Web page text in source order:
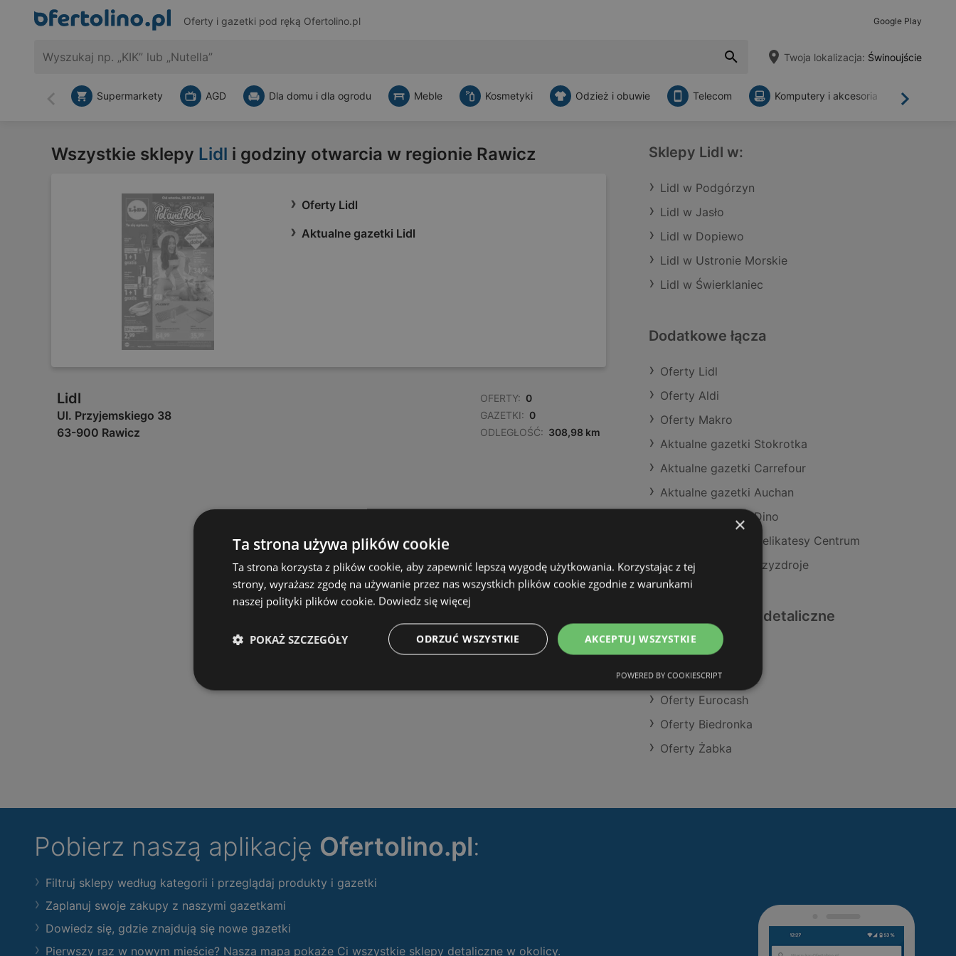
Oferty i gazetki pod ręką Ofertolino.pl Google Play
Twoja lokalizacja: Świnoujście
Wstecz Dalej
Supermarkety AGD Dla domu i dla ogrodu Meble Kosmetyki Odzież i obuwie Telecom Komputery i akcesoria
Wszystkie sklepy Lidl i godziny otwarcia w regionie Rawicz
Oferty Lidl
Aktualne gazetki Lidl
Lidl
Ul. Przyjemskiego 38
63-900 Rawicz
OFERTY: 0
GAZETKI: 0
ODLEGŁOŚĆ: 308,98 km
Sklepy Lidl w:
Lidl w Podgórzyn
Lidl w Jasło
Lidl w Dopiewo
Lidl w Ustronie Morskie
Lidl w Świerklaniec
Dodatkowe łącza
Oferty Lidl
Oferty Aldi
Oferty Makro
Aktualne gazetki Stokrotka
Aktualne gazetki Carrefour
Aktualne gazetki Auchan
Aktualne gazetki Dino
Aktualne gazetki Delikatesy Centrum
Sklepy Lidl w Międzyzdroje
Podobne sklepy detaliczne
Oferty Action
Oferty Selgros
Oferty Eurocash
Oferty Biedronka
Oferty Żabka
Pobierz naszą aplikację Ofertolino.pl:
Filtruj sklepy według kategorii i przeglądaj produkty i gazetki
Zaplanuj swoje zakupy z naszymi gazetkami
Dowiedz się, gdzie znajdują się nowe gazetki
Pierwszy raz w nowym mieście? Nasza mapa pokaże Ci wszystkie sklepy detaliczne w okolicy.
×
Ta strona używa plików cookie
Ta strona korzysta z plików cookie, aby zapewnić lepszą wygodę użytkowania. Korzystając z tej
strony, wyrażasz zgodę na używanie przez nas wszystkich plików cookie zgodnie z warunkami
naszej polityki plików cookie. Dowiedz się więcej
AKCEPTUJ WSZYSTKIE
ODRZUĆ WSZYSTKIE
POKAŻ SZCZEGÓŁY
POWERED BY COOKIESCRIPT